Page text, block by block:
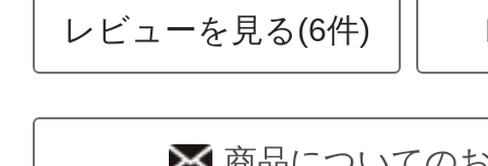
レビューを見る(6件)